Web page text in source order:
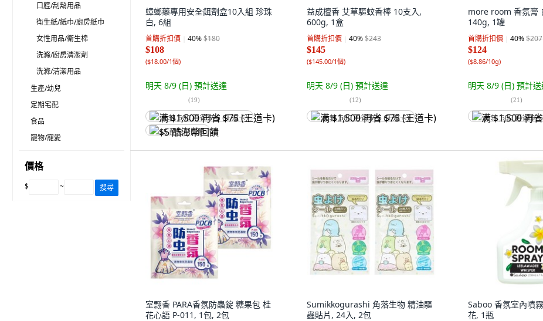
口腔/刮鬍用品
衛生紙/紙巾/廚房紙巾
女性用品/衛生棉
洗滌/廚房清潔劑
洗滌/清潔用品
生產/幼兒
定期宅配
食品
寵物/寵愛
價格
$ ~ 搜尋
蟑螂藥專用安全餌劑盒10入組 珍珠
白, 6組
首購折扣價 40%$180
$108
($18.00/1個)
明天 8/9 (日) 預計送達
(19)
满 $1,500 再省 $75 (王道卡)
$5 酷澎幣回饋
益成檀香 艾草驅蚊香棒 10支入,
600g, 1盒
首購折扣價 40%$243
$145
($145.00/1個)
明天 8/9 (日) 預計送達
(12)
满 $1,500 再省 $75 (王道卡)
more room 香氛膏
140g, 1罐
首購折扣價 40%$207
$124
($8.86/10g)
明天 8/9 (日) 預計送
(21)
满 $1,500 再省
室翲香 PARA香氛防蟲錠 糖果包 桂
花心語 P-011, 1包, 2包
Sumikkogurashi 角落生物 精油驅
蟲貼片, 24入, 2包
Saboo 香氛室內噴
花, 1瓶